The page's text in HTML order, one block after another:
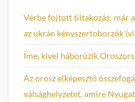
Vérbe fojtott tiltakozás: már
az ukrán kényszertoborzók
Íme, kivel háborúzik
Az orosz elképesztő
válsághelyzetet, amire